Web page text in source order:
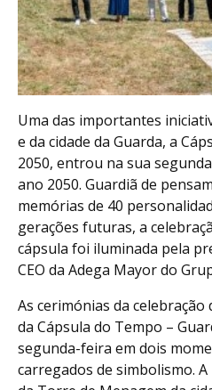
Uma das importantes
e da cidade da Guarda, a
2050, entrou na sua
ano 2050. Guardiã de
memórias de 40
gerações futuras, a
cápsula foi iluminada pela
CEO da Adega Mayor do
As cerimónias da
da Cápsula do Tempo –
segunda-feira em dois
carregados de simbolismo.